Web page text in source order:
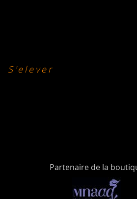
S'elever
Partenaire de la